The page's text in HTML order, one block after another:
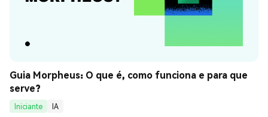
Guia Morpheus: O que é, como funciona e para que
serve?
Iniciante
IA